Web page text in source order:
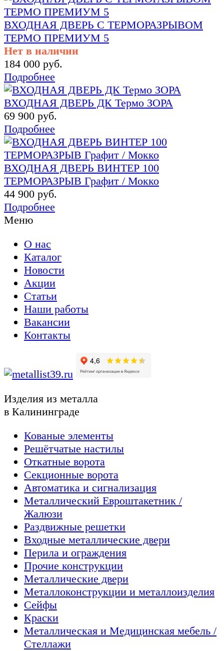
ВХОДНАЯ ДВЕРЬ С ТЕРМОРАЗРЫВОМ
ТЕРМО ПРЕМИУМ 5
Нет в наличии
184 000 руб.
Подробнее
ВХОДНАЯ ДВЕРЬ ДК Термо ЗОРА
69 900 руб.
Подробнее
ВХОДНАЯ ДВЕРЬ ВИНТЕР 100
ТЕРМОРАЗРЫВ Графит / Мокко
44 900 руб.
Подробнее
Меню
О нас
Каталог
Новости
Акции
Статьи
Наши работы
Вакансии
Контакты
Изделия из металла
в Калининграде
Кованые элементы
Решётчатые настилы
Откатные ворота
Секционные ворота
Автоматика и сигнализация
Металлический Евроштакетник /
Жалюзи
Раздвижные решетки
Входные металлические двери
Перила и ограждения
Прочие конструкции
Металлические двери
Металлоконструкции и металлоизделия
Сейфы
Краски
Металлическая и Медицинская мебель /
Стеллажи